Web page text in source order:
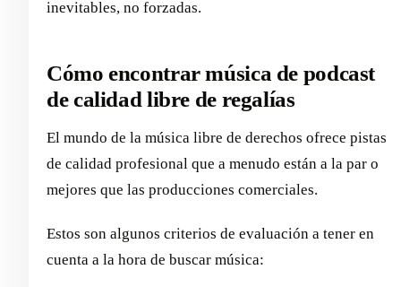
inevitables, no forzadas.
Cómo encontrar música de podcast
de calidad libre de regalías
El mundo de la música libre de derechos ofrece pistas
de calidad profesional que a menudo están a la par o
mejores que las producciones comerciales.
Estos son algunos criterios de evaluación a tener en
cuenta a la hora de buscar música: